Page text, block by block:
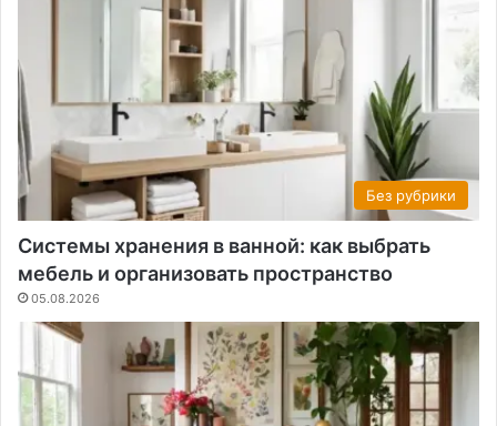
Без рубрики
Системы хранения в ванной: как выбрать
мебель и организовать пространство
05.08.2026